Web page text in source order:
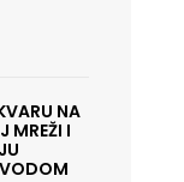
NA
MREŽI I